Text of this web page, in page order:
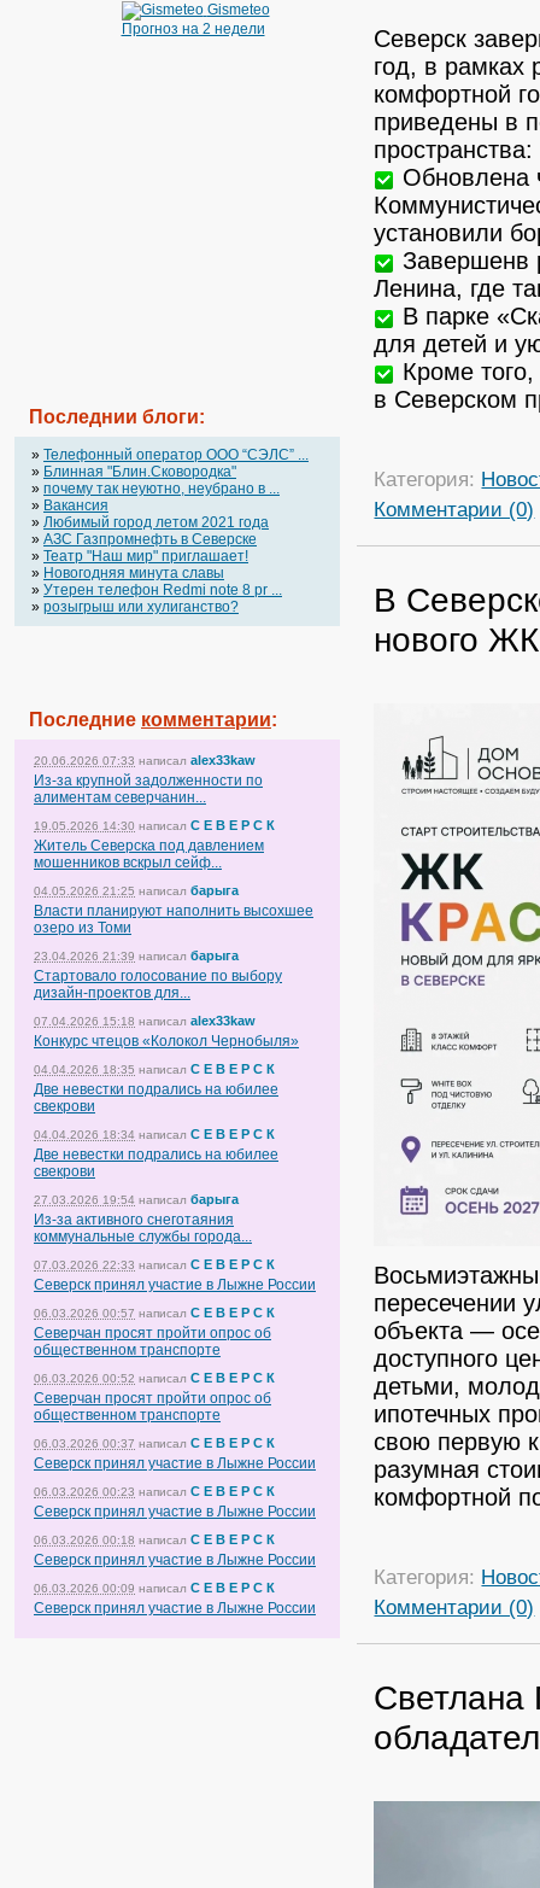
Gismeteo
Прогноз на 2 недели
Последнии блоги:
» Телефонный оператор OOO “СЭЛС” ...
» Блинная "Блин.Сковородка"
» почему так неуютно, неубрано в ...
» Вакансия
» Любимый город летом 2021 года
» АЗС Газпромнефть в Северске
» Театр "Наш мир" приглашает!
» Новогодняя минута славы
» Утерен телефон Redmi note 8 pr ...
» розыгрыш или хулиганство?
Последние комментарии:
20.06.2026 07:33 написал alex33kaw
Из-за крупной задолженности по
алиментам северчанин...
19.05.2026 14:30 написал С Е В Е Р С К
Житель Северска под давлением
мошенников вскрыл сейф...
04.05.2026 21:25 написал барыга
Власти планируют наполнить высохшее
озеро из Томи
23.04.2026 21:39 написал барыга
Стартовало голосование по выбору
дизайн-проектов для...
07.04.2026 15:18 написал alex33kaw
Конкурс чтецов «Колокол Чернобыля»
04.04.2026 18:35 написал С Е В Е Р С К
Две невестки подрались на юбилее
свекрови
04.04.2026 18:34 написал С Е В Е Р С К
Две невестки подрались на юбилее
свекрови
27.03.2026 19:54 написал барыга
Из-за активного снеготаяния
коммунальные службы города...
07.03.2026 22:33 написал С Е В Е Р С К
Северск принял участие в Лыжне России
06.03.2026 00:57 написал С Е В Е Р С К
Северчан просят пройти опрос об
общественном транспорте
06.03.2026 00:52 написал С Е В Е Р С К
Северчан просят пройти опрос об
общественном транспорте
06.03.2026 00:37 написал С Е В Е Р С К
Северск принял участие в Лыжне России
06.03.2026 00:23 написал С Е В Е Р С К
Северск принял участие в Лыжне России
06.03.2026 00:18 написал С Е В Е Р С К
Северск принял участие в Лыжне России
06.03.2026 00:09 написал С Е В Е Р С К
Северск принял участие в Лыжне России
Северск
год, в рамках
комфортной
приведены в
пространства:
Обновлена
установили
Завершенв
Ленина, где
В парке
для детей и
Кроме
в Северском
Категория:
Комментарии (0)
В
нового
пересечении
объекта —
доступного
детьми,
ипотечных
свою первую
разумная
комфортной
Категория:
Комментарии (0)
Светлана